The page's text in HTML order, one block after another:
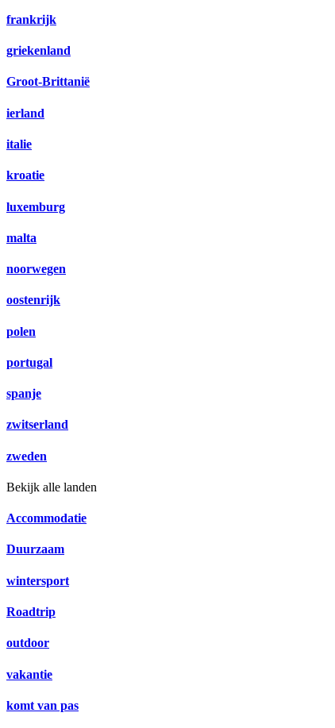
frankrijk
griekenland
Groot-Brittanië
ierland
italie
kroatie
luxemburg
malta
noorwegen
oostenrijk
polen
portugal
spanje
zwitserland
zweden
Bekijk alle landen
Accommodatie
Duurzaam
wintersport
Roadtrip
outdoor
vakantie
komt van pas